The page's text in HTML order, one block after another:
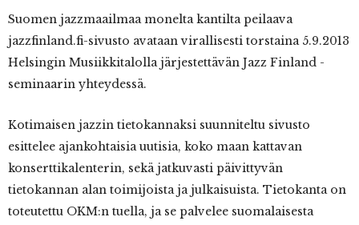
Suomen jazzmaailmaa monelta kantilta peilaava
jazzfinland.fi-sivusto avataan virallisesti torstaina 5.9.2013
Helsingin Musiikkitalolla järjestettävän Jazz Finland -
seminaarin yhteydessä.
Kotimaisen jazzin tietokannaksi suunniteltu sivusto
esittelee ajankohtaisia uutisia, koko maan kattavan
konserttikalenterin, sekä jatkuvasti päivittyvän
tietokannan alan toimijoista ja julkaisuista. Tietokanta on
toteutettu OKM:n tuella, ja se palvelee suomalaisesta